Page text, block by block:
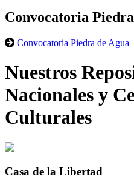
Convocatoria
Convocatoria Piedra de Agua
Nuestros
Nacionales y
Culturales
Casa de la Libertad